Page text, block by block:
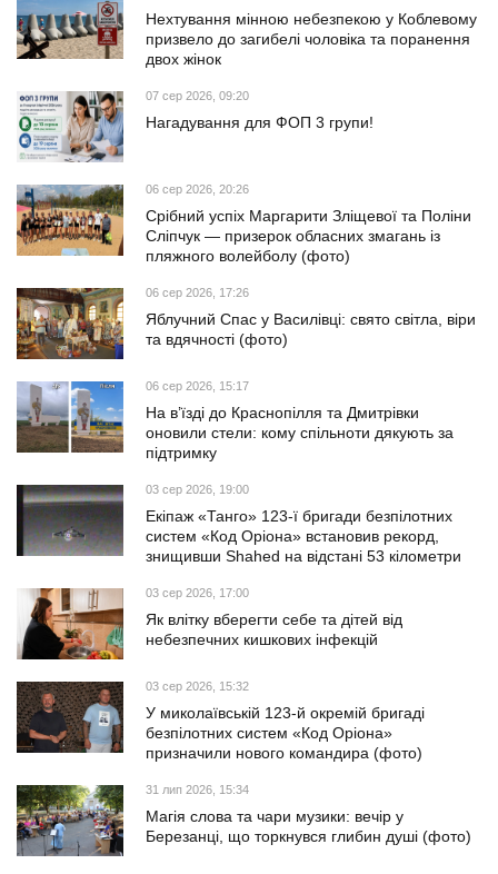
Нехтування мінною небезпекою у Коблевому
призвело до загибелі чоловіка та поранення
двох жінок
07 сер 2026, 09:20
Нагадування для ФОП 3 групи!
06 сер 2026, 20:26
Срібний успіх Маргарити Зліщевої та Поліни
Сліпчук — призерок обласних змагань із
пляжного волейболу (фото)
06 сер 2026, 17:26
Яблучний Спас у Василівці: свято світла, віри
та вдячності (фото)
06 сер 2026, 15:17
На в’їзді до Краснопілля та Дмитрівки
оновили стели: кому спільноти дякують за
підтримку
03 сер 2026, 19:00
Екіпаж «Танго» 123-ї бригади безпілотних
систем «Код Оріона» встановив рекорд,
знищивши Shahed на відстані 53 кілометри
03 сер 2026, 17:00
Як влітку вберегти себе та дітей від
небезпечних кишкових інфекцій
03 сер 2026, 15:32
У миколаївській 123-й окремій бригаді
безпілотних систем «Код Оріона»
призначили нового командира (фото)
31 лип 2026, 15:34
Магія слова та чари музики: вечір у
Березанці, що торкнувся глибин душі (фото)